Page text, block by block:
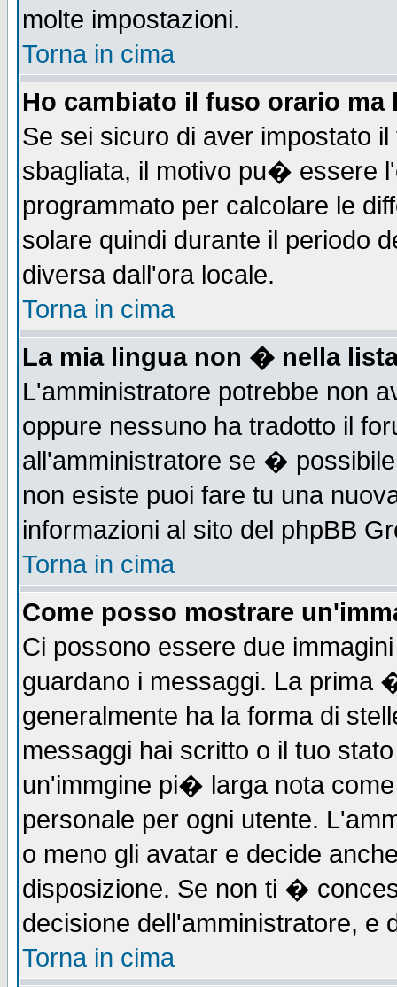
molte impostazioni.
Torna in cima
Ho cambiato il fuso orario
Se sei sicuro di aver impostato
sbagliata, il motivo pu� essere
programmato per calcolare le
solare quindi durante il periodo
diversa dall'ora locale.
Torna in cima
La mia lingua non � nella
L'amministratore potrebbe non
oppure nessuno ha tradotto il
all'amministratore se �
non esiste puoi fare tu una
informazioni al sito del phpBB
Torna in cima
Come posso mostrare
Ci possono essere due
guardano i messaggi. La prima
generalmente ha la forma di
messaggi hai scritto o il tuo
un'immgine pi� larga nota
personale per ogni utente.
o meno gli avatar e decide
disposizione. Se non ti �
decisione dell'amministratore, e
Torna in cima